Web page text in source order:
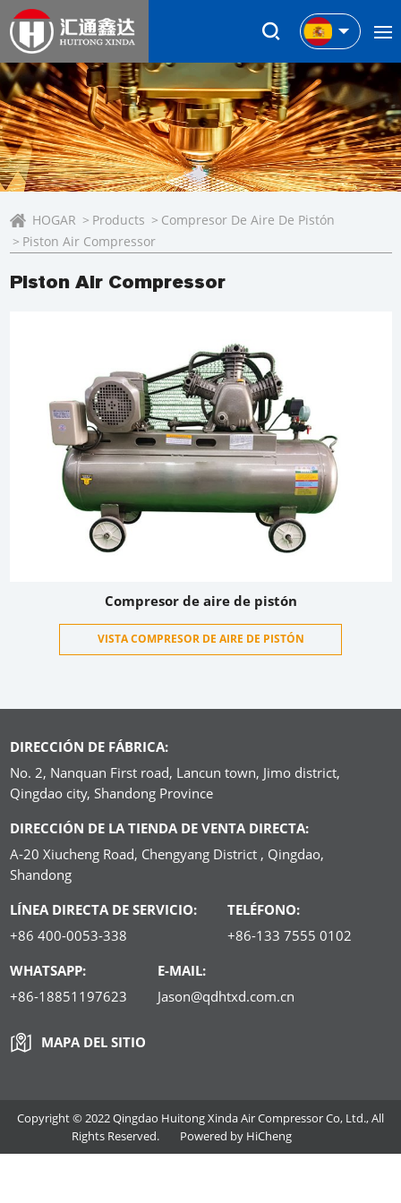
HOGAR Products
Compresor De Aire De Pistón
Piston Air Compressor
Piston Air Compressor
Compresor de aire de pistón
VISTA COMPRESOR DE AIRE DE PISTÓN
DIRECCIÓN DE FÁBRICA:
No. 2, Nanquan First road, Lancun town, Jimo district,
Qingdao city, Shandong Province
DIRECCIÓN DE LA TIENDA DE VENTA DIRECTA:
A-20 Xiucheng Road, Chengyang District , Qingdao,
Shandong
LÍNEA DIRECTA DE SERVICIO:
+86 400-0053-338
TELÉFONO:
+86-133 7555 0102
WHATSAPP:
+86-18851197623
E-MAIL:
Jason@qdhtxd.com.cn
MAPA DEL SITIO
Copyright © 2022 Qingdao Huitong Xinda Air Compressor Co, Ltd., All
Rights Reserved.
Powered by HiCheng